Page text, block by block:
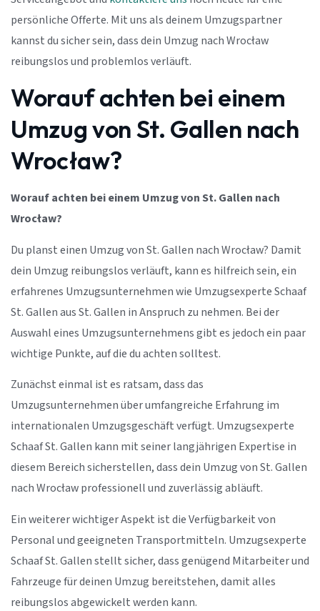
persönliche Offerte. Mit uns als deinem Umzugspartner
kannst du sicher sein, dass dein Umzug nach Wrocław
reibungslos und problemlos verläuft.
Worauf achten bei einem
Umzug von St. Gallen nach
Wrocław?
Worauf achten bei einem Umzug von St. Gallen nach
Wrocław?
Du planst einen Umzug von St. Gallen nach Wrocław? Damit
dein Umzug reibungslos verläuft, kann es hilfreich sein, ein
erfahrenes Umzugsunternehmen wie Umzugsexperte Schaaf
St. Gallen aus St. Gallen in Anspruch zu nehmen. Bei der
Auswahl eines Umzugsunternehmens gibt es jedoch ein paar
wichtige Punkte, auf die du achten solltest.
Zunächst einmal ist es ratsam, dass das
Umzugsunternehmen über umfangreiche Erfahrung im
internationalen Umzugsgeschäft verfügt. Umzugsexperte
Schaaf St. Gallen kann mit seiner langjährigen Expertise in
diesem Bereich sicherstellen, dass dein Umzug von St. Gallen
nach Wrocław professionell und zuverlässig abläuft.
Ein weiterer wichtiger Aspekt ist die Verfügbarkeit von
Personal und geeigneten Transportmitteln. Umzugsexperte
Schaaf St. Gallen stellt sicher, dass genügend Mitarbeiter und
Fahrzeuge für deinen Umzug bereitstehen, damit alles
reibungslos abgewickelt werden kann.